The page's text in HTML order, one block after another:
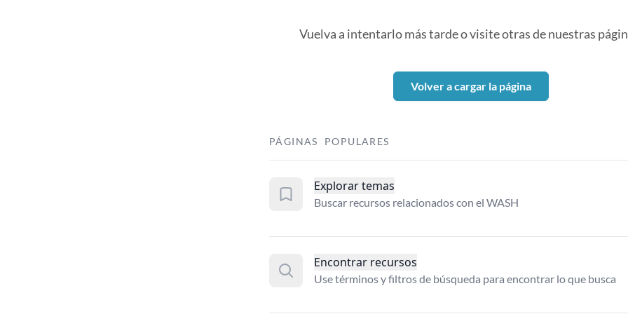
Vuelva a intentarlo más tarde o visite otras de nuestras
Volver a cargar la página
PÁGINAS POPULARES
Explorar temas
Buscar recursos relacionados con el WASH
Encontrar recursos
Use términos y filtros de búsqueda para encontrar lo que busca